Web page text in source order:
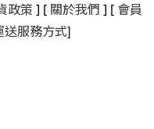
政策 ] [ 關於我們 ] [ 會員
送服務方式]